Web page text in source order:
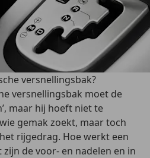
versnellingsbak?
versnellingsbak moet de
maar hij hoeft niet te
gemak zoekt, maar toch
rijgedrag. Hoe werkt een
de voor- en nadelen en in